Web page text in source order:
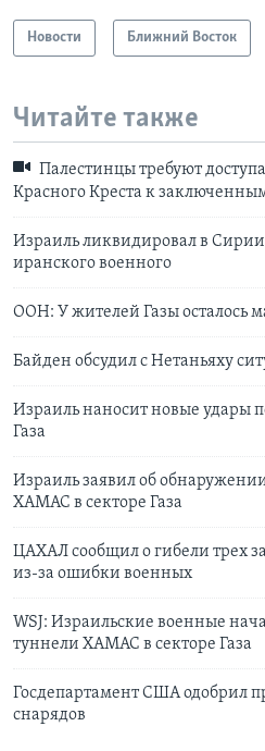
Новости Ближний Восток
Читайте также
Палестинцы требуют
Красного Креста к
Израиль ликвидировал в
иранского военного
ООН: У жителей Газы осталось
Байден обсудил с Нетаньяху
Израиль наносит новые удары
Газа
Израиль заявил об
ХАМАС в секторе Газа
ЦАХАЛ сообщил о гибели трех
из-за ошибки военных
WSJ: Израильские военные
туннели ХАМАС в секторе Газа
Госдепартамент США одобрил
снарядов